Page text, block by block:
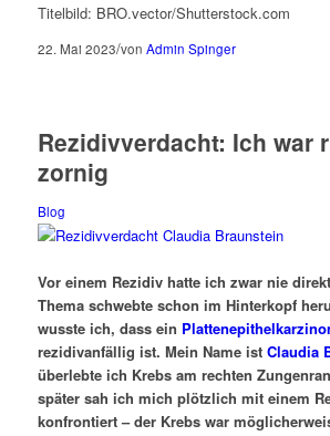
Titelbild: BRO.vector/Shutterstock.com
22. Mai 2023/von Admin Spinger
Rezidivverdacht: Ich war
zornig
Blog
Vor einem Rezidiv hatte ich zwar nie
Thema schwebte schon im Hinterkopf
wusste ich, dass ein
rezidivanfällig ist. Mein Name ist Claudia
überlebte ich Krebs am rechten
später sah ich mich plötzlich mit einem
konfrontiert – der Krebs war